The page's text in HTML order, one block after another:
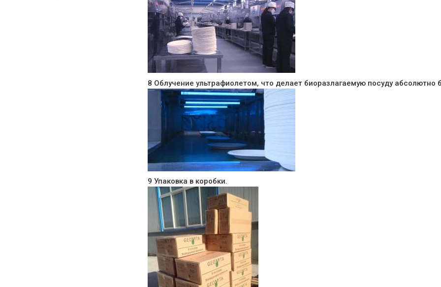
8 Облучение ультрафиолетом, что делает биоразлагаемую посуду абсолютно
9 Упаковка в коробки.